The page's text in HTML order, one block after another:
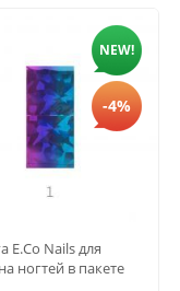
NEW!
-4%
E.Co Nails для
ногтей в пакете